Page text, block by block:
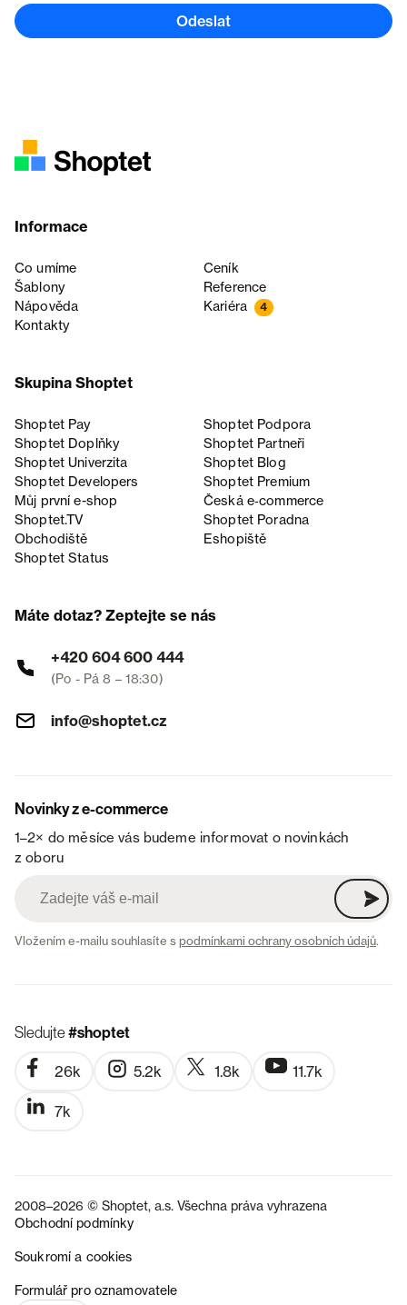
Odeslat
Informace
Co umíme
Ceník
Šablony
Reference
Nápověda
Kariéra 4
Kontakty
Skupina Shoptet
Shoptet Pay
Shoptet Podpora
Shoptet Doplňky
Shoptet Partneři
Shoptet Univerzita
Shoptet Blog
Shoptet Developers
Shoptet Premium
Můj první e-shop
Česká e‑commerce
Shoptet.TV
Shoptet Poradna
Obchodiště
Eshopiště
Shoptet Status
Máte dotaz? Zeptejte se nás
+420 604 600 444
(Po - Pá 8 – 18:30)
info@shoptet.cz
Novinky z e-commerce
1–2× do měsíce vás budeme informovat o novinkách
z oboru
Vložením e-mailu souhlasíte spodmínkami ochrany osobních údajů.
Sledujte#shoptet
26k 5.2k 1.8k 11.7k
7k
2008–2026 © Shoptet, a.s. Všechna práva vyhrazena
Obchodní podmínky
Soukromí a cookies
Formulář pro oznamovatele